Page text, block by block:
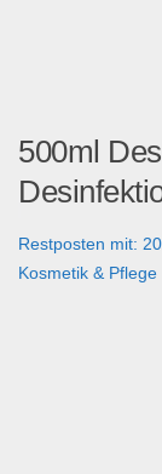
500ml
Restposten mit:
Kosmetik & Pflege